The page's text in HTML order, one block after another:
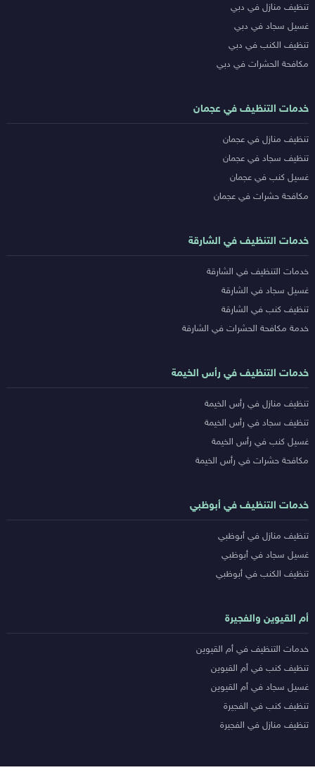
المدن
تنظيف منازل في دبي
غسيل سجاد في دبي
تنظيف الكنب في دبي
مكافحة الحشرات في دبي
خدمات التنظيف في عجمان
تنظيف منازل في عجمان
تنظيف سجاد في عجمان
غسيل كنب في عجمان
مكافحة حشرات في عجمان
خدمات التنظيف في الشارقة
خدمات التنظيف في الشارقة
غسيل سجاد في الشارقة
تنظيف كنب في الشارقة
خدمة مكافحة الحشرات في الشارقة
خدمات التنظيف في رأس الخيمة
تنظيف منازل في رأس الخيمة
تنظيف سجاد في رأس الخيمة
غسيل كنب في رأس الخيمة
مكافحة حشرات في رأس الخيمة
خدمات التنظيف في أبوظبي
تنظيف منازل في أبوظبي
غسيل سجاد في أبوظبي
تنظيف الكنب في أبوظبي
أم القيوين والفجيرة
خدمات التنظيف في أم القيوين
تنظيف كنب في أم القيوين
غسيل سجاد في أم القيوين
تنظيف كنب في الفجيرة
تنظيف منازل في الفجيرة